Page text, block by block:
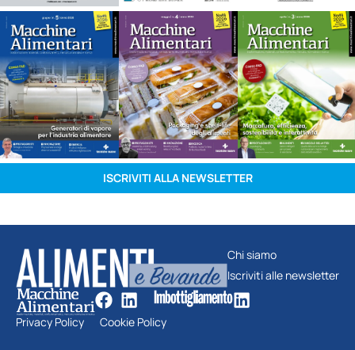
ISCRIVITI ALLA NEWSLETTER
Chi siamo
Iscriviti alle newsletter
Privacy Policy Cookie Policy